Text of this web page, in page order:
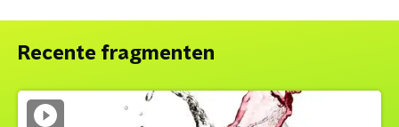
Recente fragmenten